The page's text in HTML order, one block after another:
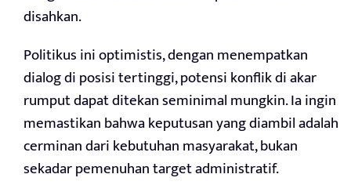
disahkan.
Politikus ini optimistis, dengan menempatkan
dialog di posisi tertinggi, potensi konflik di akar
rumput dapat ditekan seminimal mungkin. Ia ingin
memastikan bahwa keputusan yang diambil adalah
cerminan dari kebutuhan masyarakat, bukan
sekadar pemenuhan target administratif.